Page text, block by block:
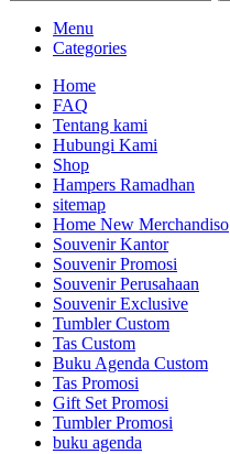
Menu
Categories
Home
FAQ
Tentang kami
Hubungi Kami
Shop
Hampers Ramadhan
sitemap
Home New Merchandiso
Souvenir Kantor
Souvenir Promosi
Souvenir Perusahaan
Souvenir Exclusive
Tumbler Custom
Tas Custom
Buku Agenda Custom
Tas Promosi
Gift Set Promosi
Tumbler Promosi
buku agenda